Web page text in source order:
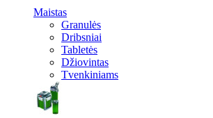
Maistas
Granulės
Dribsniai
Tabletės
Džiovintas
Tvenkiniams